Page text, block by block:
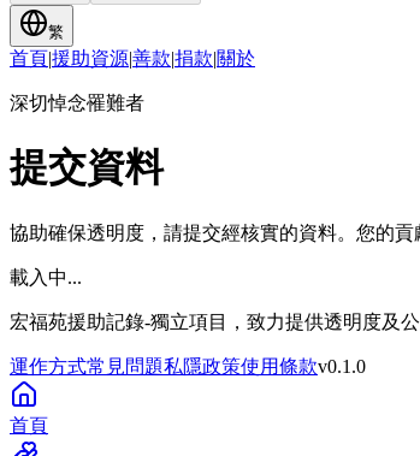
繁
首頁|援助資源|善款|捐款|關於
深切悼念罹難者
提交資料
協助確保透明度，請提交經核實的資料。您的
載入中...
宏福苑援助記錄-獨立項目，致力提供透明度及公
運作方式常見問題私隱政策使用條款v0.1.0
首頁